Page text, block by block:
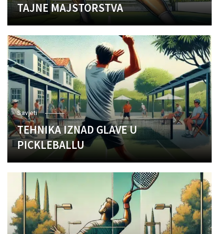
TAJNE MAJSTORSTVA
Savjeti
TEHNIKA IZNAD GLAVE U
PICKLEBALLU